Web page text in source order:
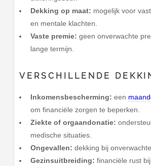
Dekking op maat: mogelijk voor
en mentale klachten.
Vaste premie: geen onverwachte
lange termijn.
VERSCHILLENDE
Inkomensbescherming: een
om financiële zorgen te beperken.
Ziekte of orgaandonatie:
medische situaties.
Ongevallen: dekking bij
Gezinsuitbreiding: financiële rust